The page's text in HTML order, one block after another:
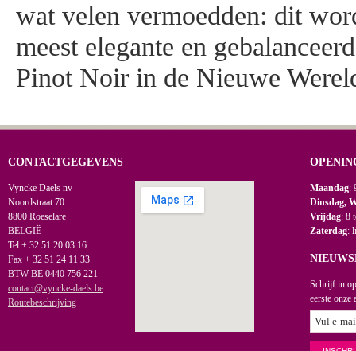
wat velen vermoedden: dit
meest elegante en
Pinot Noir in de Nieuwe
CONTACTGEGEVENS
Vyncke Daels nv
Noordstraat 70
8800 Roeselare
BELGIË
Tel + 32 51 20 03 16
Fax + 32 51 24 11 33
BTW BE 0440 756 221
contact@vyncke-daels.be
Routebeschrijving
Maandag:
Dinsdag,
Vrijdag: 8
Zaterdag:
Schrijf in
eerste onze